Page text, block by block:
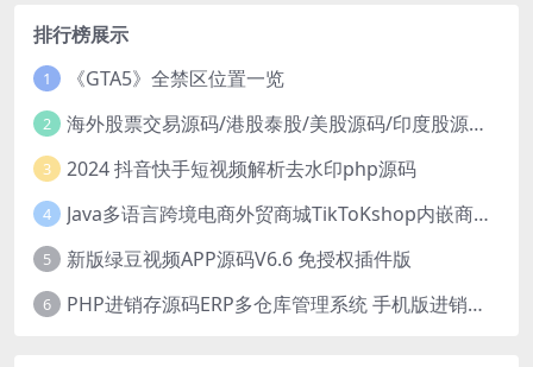
排行榜展示
1 《GTA5》全禁区位置一览
2 海外股票交易源码/港股泰股/美股源码/印度股源码/马拉西亚股票源码/国际股票配资
3 2024 抖音快手短视频解析去水印php源码
4 Java多语言跨境电商外贸商城TikToKshop内嵌商城I商家入驻I一键铺
5 新版绿豆视频APP源码V6.6 免授权插件版
6 PHP进销存源码ERP多仓库管理系统 手机版进销存 php网络版进销存小程序